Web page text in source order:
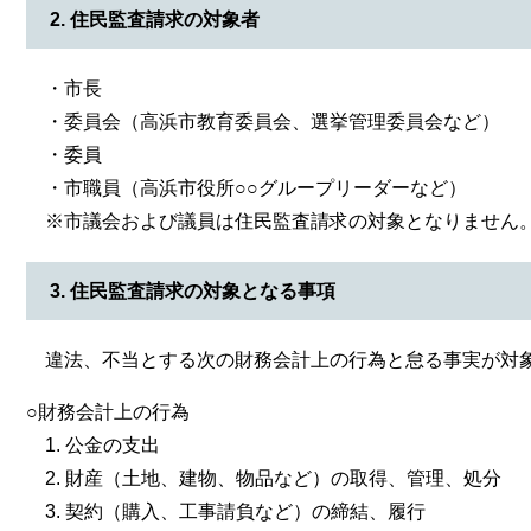
​​2. 住民監査請求の対象者
・市長
・委員会（高浜市教育委員会、選挙管理委員会など）
・委員
・市職員（高浜市役所○○グループリーダーなど）
※市議会および議員は住民監査請求の対象となりません。
3. 住民監査請求の対象となる事項
違法、不当とする次の財務会計上の行為と怠る事実が対
○財務会計上の行為
1. 公金の支出
2. 財産（土地、建物、物品など）の取得、管理、処分
3. 契約（購入、工事請負など）の締結、履行